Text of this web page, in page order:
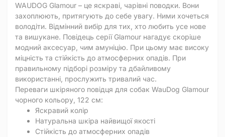
WAUDOG Glamour – це яскраві, чарівні поводки. Вони
захоплюють, притягують до себе увагу. Ними хочеться
володіти. Відмінний вибір для тих, хто любить усе нове
та вишукане. Повідець серії Glamour нагадує скоріше
модний аксесуар, чим амуніцію. При цьому має високу
міцність та стійкість до атмосферних опадів. При
правильному підборі розміру та дбайливому
використанні, прослужить тривалий час.
Переваги шкіряного повідця для собак WauDog Glamour
чорного кольору, 122 см:
Яскравий колір
Натуральна шкіра найвищої якості
Стійкість до атмосферних опадів